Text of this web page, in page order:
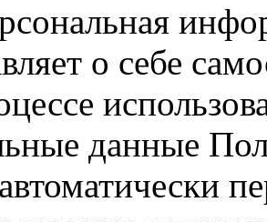
о себе
данные